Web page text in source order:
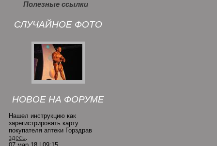
Полезные ссылки
СЛУЧАЙНОЕ ФОТО
НОВОЕ НА ФОРУМЕ
Нашел инструкцию как
зарегистрировать карту
покупателя аптеки Горздрав
здесь.